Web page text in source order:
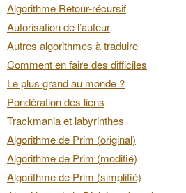
Algorithme Retour-récursif
Autorisation de l’auteur
Autres algorithmes à traduire
Comment en faire des difficiles
Le plus grand au monde ?
Pondération des liens
Trackmania et labyrinthes
Algorithme de Prim (original)
Algorithme de Prim (modifié)
Algorithme de Prim (simplifié)